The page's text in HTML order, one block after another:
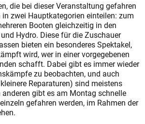
die bei dieser Veranstaltung gefahren
zwei Hauptkategorien einteilen: zum
Booten gleichzeitig in den
Hydro. Diese für die Zuschauer
bieten ein besonderes Spektakel,
wird, wer in einer vorgegebenen
schafft. Dabei gibt es immer wieder
zu beobachten, und auch
Reparaturen) sind meistens
gibt es am Montag schnelle
gefahren werden, im Rahmen der